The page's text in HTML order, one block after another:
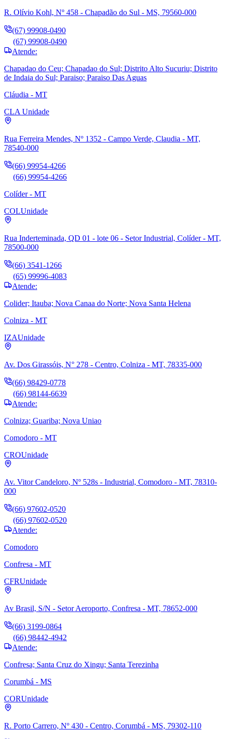
R. Olívio Kohl, Nº 458 - Chapadão do Sul - MS, 79560-000
(67) 99908-0490
(67) 99908-0490
Atende:
Chapadao do Ceu; Chapadao do Sul; Distrito Alto Sucuriu; Distrito
de Indaia do Sul; Paraiso; Paraiso Das Aguas
Cláudia - MT
CLA Unidade
Rua Ferreira Mendes, Nº 1352 - Campo Verde, Claudia - MT,
78540-000
(66) 99954-4266
(66) 99954-4266
Colíder - MT
COLUnidade
Rua Inderteminada, QD 01 - lote 06 - Setor Industrial, Colíder - MT,
78500-000
(66) 3541-1266
(65) 99996-4083
Atende:
Colider; Itauba; Nova Canaa do Norte; Nova Santa Helena
Colniza - MT
IZAUnidade
Av. Dos Girassóis, N° 278 - Centro, Colniza - MT, 78335-000
(66) 98429-0778
(66) 98144-6639
Atende:
Colniza; Guariba; Nova Uniao
Comodoro - MT
CROUnidade
Av. Vitor Candeloro, Nº 528s - Industrial, Comodoro - MT, 78310-
000
(66) 97602-0520
(66) 97602-0520
Atende:
Comodoro
Confresa - MT
CFRUnidade
Av Brasil, S/N - Setor Aeroporto, Confresa - MT, 78652-000
(66) 3199-0864
(66) 98442-4942
Atende:
Confresa; Santa Cruz do Xingu; Santa Terezinha
Corumbá - MS
CORUnidade
R. Porto Carrero, Nº 430 - Centro, Corumbá - MS, 79302-110